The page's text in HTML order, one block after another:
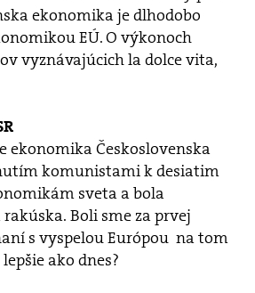
ekonomika je dlhodobo
EÚ. O výkonoch
vyznávajúcich la dolce vita,
ekonomika Československa
komunistami k desiatim
sveta a bola
Boli sme za prvej
s vyspelou Európou na tom
ako dnes?